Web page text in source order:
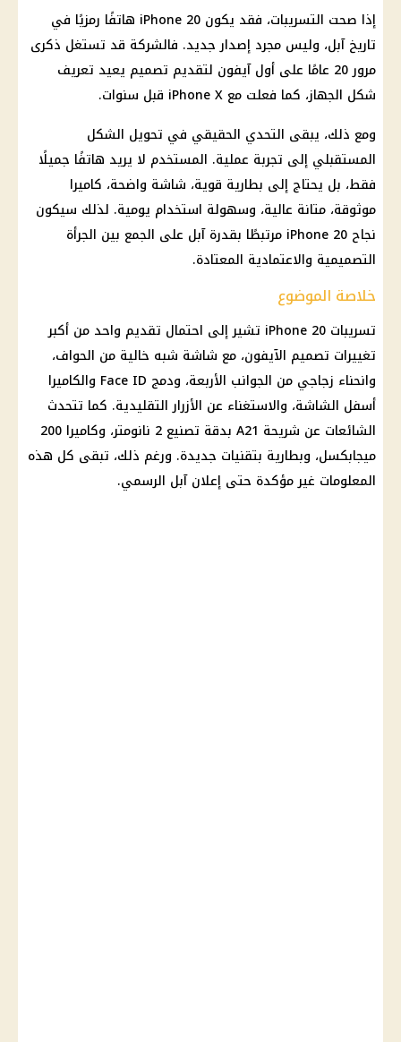
إذا صحت التسريبات، فقد يكون iPhone 20 هاتفًا رمزيًا في
تاريخ آبل، وليس مجرد إصدار جديد. فالشركة قد تستغل ذكرى
مرور 20 عامًا على أول آيفون لتقديم تصميم يعيد تعريف
شكل الجهاز، كما فعلت مع iPhone X قبل سنوات.
ومع ذلك، يبقى التحدي الحقيقي في تحويل الشكل
المستقبلي إلى تجربة عملية. المستخدم لا يريد هاتفًا جميلًا
فقط، بل يحتاج إلى بطارية قوية، شاشة واضحة، كاميرا
موثوقة، متانة عالية، وسهولة استخدام يومية. لذلك سيكون
نجاح iPhone 20 مرتبطًا بقدرة آبل على الجمع بين الجرأة
التصميمية والاعتمادية المعتادة.
خلاصة الموضوع
تسريبات iPhone 20 تشير إلى احتمال تقديم واحد من أكبر
تغييرات تصميم الآيفون، مع شاشة شبه خالية من الحواف،
وانحناء زجاجي من الجوانب الأربعة، ودمج Face ID والكاميرا
أسفل الشاشة، والاستغناء عن الأزرار التقليدية. كما تتحدث
الشائعات عن شريحة A21 بدقة تصنيع 2 نانومتر، وكاميرا 200
ميجابكسل، وبطارية بتقنيات جديدة. ورغم ذلك، تبقى كل هذه
المعلومات غير مؤكدة حتى إعلان آبل الرسمي.